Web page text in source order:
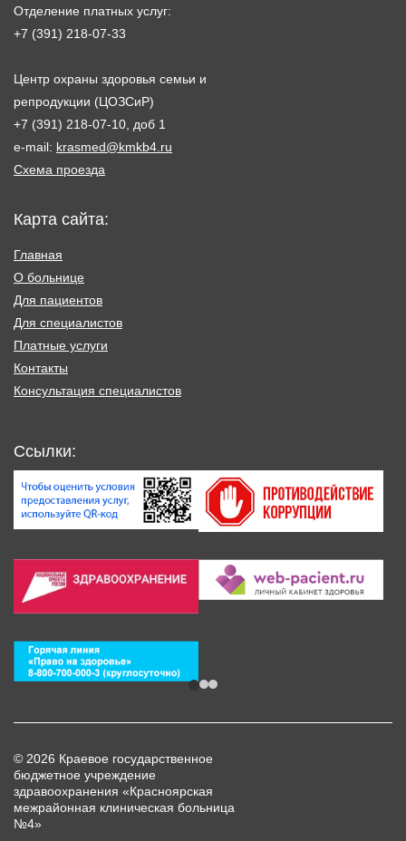
Отделение платных услуг:
+7 (391) 218-07-33
Центр охраны здоровья семьи и
репродукции (ЦОЗСиР)
+7 (391) 218-07-10, доб 1
e-mail: krasmed@kmkb4.ru
Схема проезда
Карта сайта:
Главная
О больнице
Для пациентов
Для специалистов
Платные услуги
Контакты
Консультация специалистов
Ссылки:
© 2026 Краевое государственное
бюджетное учреждение
здравоохранения «Красноярская
межрайонная клиническая больница
№4»